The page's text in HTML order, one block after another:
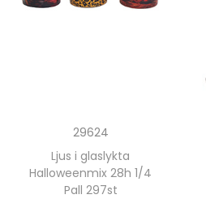
29624
Ljus i glaslykta
Halloweenmix 28h 1/4
Pall 297st